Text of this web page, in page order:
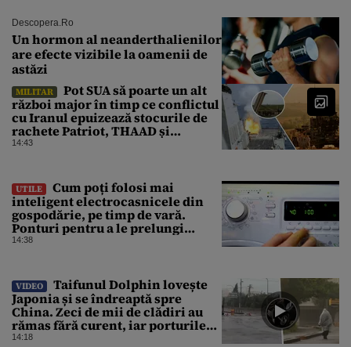
Descopera.ro
Un hormon al neanderthalienilor
are efecte vizibile la oamenii de
astăzi
MILITAR
Pot SUA să poarte un alt
război major în timp ce conflictul
cu Iranul epuizează stocurile de
rachete Patriot, THAAD și
Tomahawk?
14:43
UTILE
Cum poți folosi mai
inteligent electrocasnicele din
gospodărie, pe timp de vară.
Ponturi pentru a le prelungi
durata de viață
14:38
VIDEO
Taifunul Dolphin lovește
Japonia și se îndreaptă spre
China. Zeci de mii de clădiri au
rămas fără curent, iar porturile
au fost închise
14:18